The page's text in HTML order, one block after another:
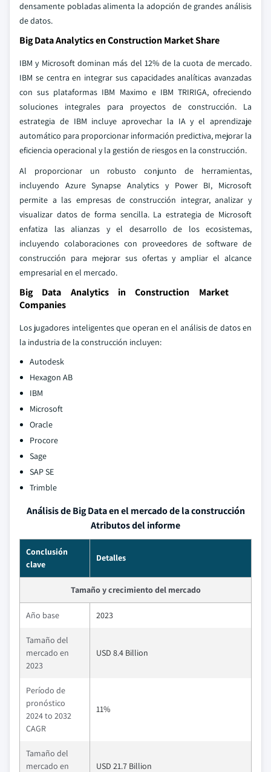
densamente pobladas alimenta la adopción de grandes análisis
de datos.
Big Data Analytics en Construction Market Share
IBM y Microsoft dominan más del 12% de la cuota de mercado.
IBM se centra en integrar sus capacidades analíticas avanzadas
con sus plataformas IBM Maximo e IBM TRIRIGA, ofreciendo
soluciones integrales para proyectos de construcción. La
estrategia de IBM incluye aprovechar la IA y el aprendizaje
automático para proporcionar información predictiva, mejorar la
eficiencia operacional y la gestión de riesgos en la construcción.
Al proporcionar un robusto conjunto de herramientas,
incluyendo Azure Synapse Analytics y Power BI, Microsoft
permite a las empresas de construcción integrar, analizar y
visualizar datos de forma sencilla. La estrategia de Microsoft
enfatiza las alianzas y el desarrollo de los ecosistemas,
incluyendo colaboraciones con proveedores de software de
construcción para mejorar sus ofertas y ampliar el alcance
empresarial en el mercado.
Big Data Analytics in Construction Market
Companies
Los jugadores inteligentes que operan en el análisis de datos en
la industria de la construcción incluyen:
Autodesk
Hexagon AB
IBM
Microsoft
Oracle
Procore
Sage
SAP SE
Trimble
Análisis de Big Data en el mercado de la construcción
Atributos del informe
Conclusión
clave
Detalles
Tamaño y crecimiento del mercado
Año base 2023
Tamaño del
mercado en
2023
USD 8.4 Billion
Período de
pronóstico
2024 to 2032
CAGR
11%
Tamaño del
mercado en
USD 21.7 Billion